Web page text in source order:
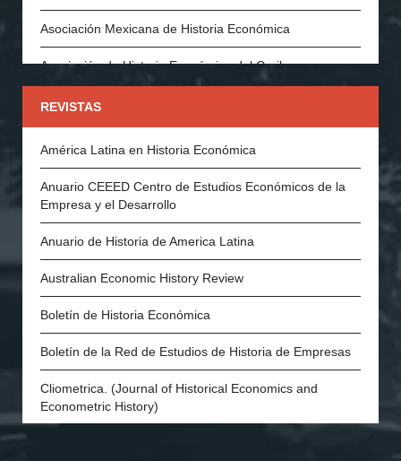
Asociación Mexicana de Historia Económica
Asociación de Historia Económica del Caribe
Asociación Española de Historia Económica
History of Economics Society
The Swedish Economic History Association
The Economic History Society of Australia and New
REVISTAS
América Latina en Historia Económica
Anuario CEEED Centro de Estudios Económicos de la
Empresa y el Desarrollo
Anuario de Historia de America Latina
Australian Economic History Review
Boletín de Historia Económica
Boletín de la Red de Estudios de Historia de Empresas
Cliometrica. (Journal of Historical Economics and
Econometric History)